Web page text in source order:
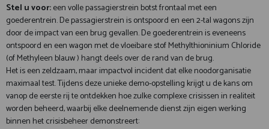
Stel u voor:een volle passagierstrein botst frontaal met een
goederentrein. De passagierstrein is ontspoord en een 2-tal wagons zijn
door de impact van een brug gevallen. De goederentrein is eveneens
ontspoord en een wagon met de vloeibare stof Methylthioninium Chloride
(of Methyleen blauw ) hangt deels over de rand van de brug.
Het is een zeldzaam, maar impactvol incident dat elke noodorganisatie
maximaal test. Tijdens deze unieke demo-opstelling krijgt u de kans om
vanop de eerste rij te ontdekken hoe zulke complexe crisissen in realiteit
worden beheerd, waarbij elke deelnemende dienst zijn eigen werking
binnen het crisisbeheer demonstreert: